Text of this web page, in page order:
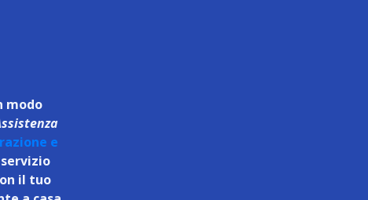
modo
e
il tuo